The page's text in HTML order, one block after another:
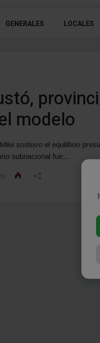
GENERALES LOCALES
modelo
sostuvo el equilibrio
subnacional fue...